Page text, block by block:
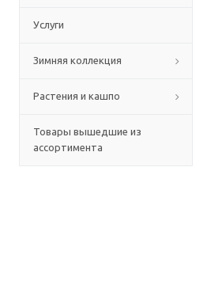
Услуги
Зимняя коллекция
Растения и кашпо
Товары вышедшие из
ассортимента